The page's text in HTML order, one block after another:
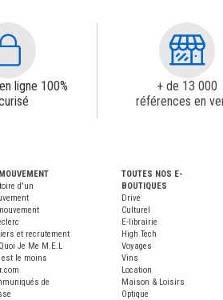
ligne 100%
+ de 13 000
références en
d'un
et recrutement
Je Me M.E.L
est le moins
de
TOUTES NOS E-
BOUTIQUES
Drive
Culturel
E-librairie
High Tech
Voyages
Vins
Location
Maison & Loisirs
Optique